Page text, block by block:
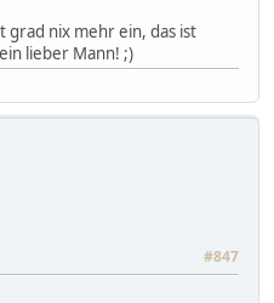
grad nix mehr ein, das ist
lieber Mann! ;)
#847